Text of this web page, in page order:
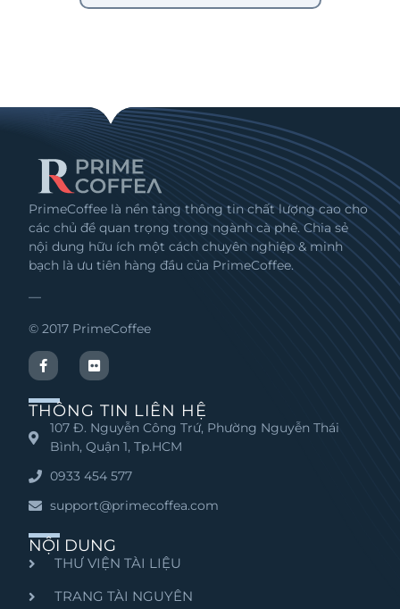
PrimeCoffee là nền tảng thông tin chất lượng cao cho
các chủ đề quan trọng trong ngành cà phê. Chia sẻ
nội dung hữu ích một cách chuyên nghiệp & minh
bạch là ưu tiên hàng đầu của PrimeCoffee.
—
© 2017 PrimeCoffee
THÔNG TIN LIÊN HỆ
107 Đ. Nguyễn Công Trứ, Phường Nguyễn Thái
Bình, Quận 1, Tp.HCM
0933 454 577
support@primecoffea.com
NỘI DUNG
THƯ VIỆN TÀI LIỆU
TRANG TÀI NGUYÊN